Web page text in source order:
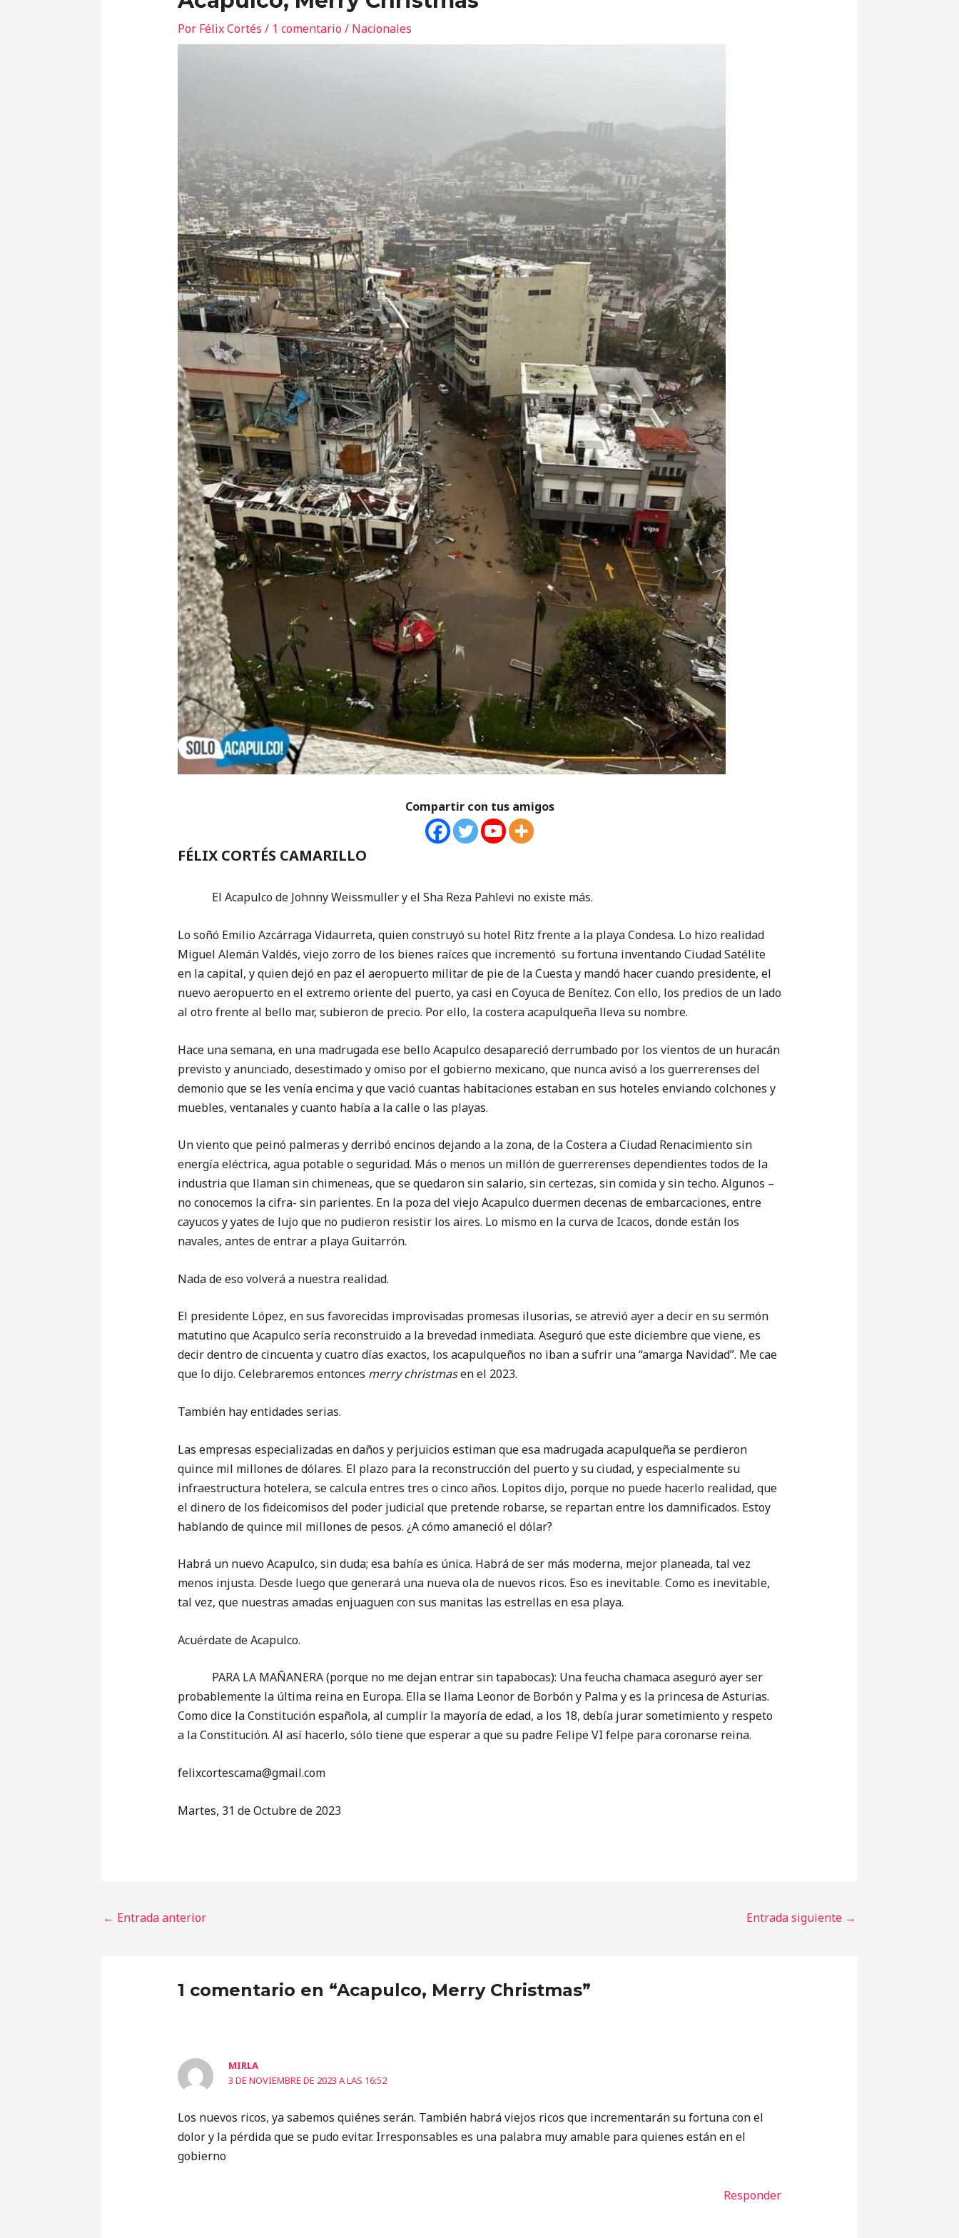
Por Félix Cortés / 1 comentario/ Nacionales
Compartir con tus amigos
FÉLIX CORTÉS CAMARILLO
El Acapulco de Johnny Weissmuller y el Sha Reza Pahlevi no existe más.
Lo soñó Emilio Azcárraga Vidaurreta, quien construyó su hotel Ritz frente a la playa Condesa. Lo hizo realidad
Miguel Alemán Valdés, viejo zorro de los bienes raíces que incrementó su fortuna inventando Ciudad Satélite
en la capital, y quien dejó en paz el aeropuerto militar de pie de la Cuesta y mandó hacer cuando presidente, el
nuevo aeropuerto en el extremo oriente del puerto, ya casi en Coyuca de Benítez. Con ello, los predios de un lado
al otro frente al bello mar, subieron de precio. Por ello, la costera acapulqueña lleva su nombre.
Hace una semana, en una madrugada ese bello Acapulco desapareció derrumbado por los vientos de un huracán
previsto y anunciado, desestimado y omiso por el gobierno mexicano, que nunca avisó a los guerrerenses del
demonio que se les venía encima y que vació cuantas habitaciones estaban en sus hoteles enviando colchones y
muebles, ventanales y cuanto había a la calle o las playas.
Un viento que peinó palmeras y derribó encinos dejando a la zona, de la Costera a Ciudad Renacimiento sin
energía eléctrica, agua potable o seguridad. Más o menos un millón de guerrerenses dependientes todos de la
industria que llaman sin chimeneas, que se quedaron sin salario, sin certezas, sin comida y sin techo. Algunos –
no conocemos la cifra- sin parientes. En la poza del viejo Acapulco duermen decenas de embarcaciones, entre
cayucos y yates de lujo que no pudieron resistir los aires. Lo mismo en la curva de Icacos, donde están los
navales, antes de entrar a playa Guitarrón.
Nada de eso volverá a nuestra realidad.
El presidente López, en sus favorecidas improvisadas promesas ilusorias, se atrevió ayer a decir en su sermón
matutino que Acapulco sería reconstruido a la brevedad inmediata. Aseguró que este diciembre que viene, es
decir dentro de cincuenta y cuatro días exactos, los acapulqueños no iban a sufrir una “amarga Navidad”. Me cae
que lo dijo. Celebraremos entonces merry christmasen el 2023.
También hay entidades serias.
Las empresas especializadas en daños y perjuicios estiman que esa madrugada acapulqueña se perdieron
quince mil millones de dólares. El plazo para la reconstrucción del puerto y su ciudad, y especialmente su
infraestructura hotelera, se calcula entres tres o cinco años. Lopitos dijo, porque no puede hacerlo realidad, que
el dinero de los fideicomisos del poder judicial que pretende robarse, se repartan entre los damnificados. Estoy
hablando de quince mil millones de pesos. ¿A cómo amaneció el dólar?
Habrá un nuevo Acapulco, sin duda; esa bahía es única. Habrá de ser más moderna, mejor planeada, tal vez
menos injusta. Desde luego que generará una nueva ola de nuevos ricos. Eso es inevitable. Como es inevitable,
tal vez, que nuestras amadas enjuaguen con sus manitas las estrellas en esa playa.
Acuérdate de Acapulco.
PARA LA MAÑANERA (porque no me dejan entrar sin tapabocas): Una feucha chamaca aseguró ayer ser
probablemente la última reina en Europa. Ella se llama Leonor de Borbón y Palma y es la princesa de Asturias.
Como dice la Constitución española, al cumplir la mayoría de edad, a los 18, debía jurar sometimiento y respeto
a la Constitución. Al así hacerlo, sólo tiene que esperar a que su padre Felipe VI felpe para coronarse reina.
‎felixcortescama@gmail.com
Martes, 31 de Octubre de 2023
← Entrada anterior Entrada siguiente →
1 comentario en “Acapulco, Merry Christmas”
MIRLA
3 DE NOVIEMBRE DE 2023 A LAS 16:52
Los nuevos ricos, ya sabemos quiénes serán. También habrá viejos ricos que incrementarán su fortuna con el
dolor y la pérdida que se pudo evitar. Irresponsables es una palabra muy amable para quienes están en el
gobierno
Responder